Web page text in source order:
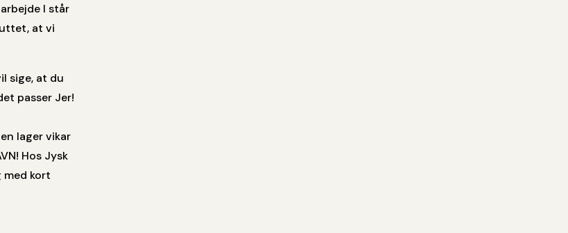
I står
at vi
sige, at du
passer Jer!
lager vikar
Hos Jysk
kort